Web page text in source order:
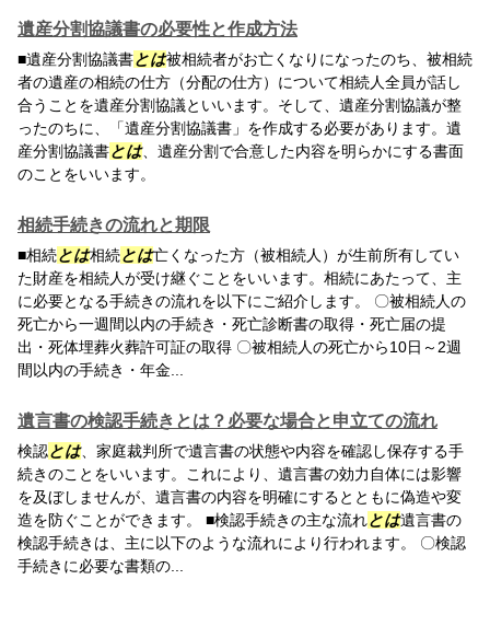
遺産分割協議書の必要性と作成方法
■遺産分割協議書とは被相続者がお亡くなりになったのち、被相続
者の遺産の相続の仕方（分配の仕方）について相続人全員が話し
合うことを遺産分割協議といいます。そして、遺産分割協議が整
ったのちに、「遺産分割協議書」を作成する必要があります。遺
産分割協議書とは、遺産分割で合意した内容を明らかにする書面
のことをいいます。
相続手続きの流れと期限
■相続とは相続とは亡くなった方（被相続人）が生前所有してい
た財産を相続人が受け継ぐことをいいます。相続にあたって、主
に必要となる手続きの流れを以下にご紹介します。 〇被相続人の
死亡から一週間以内の手続き・死亡診断書の取得・死亡届の提
出・死体埋葬火葬許可証の取得 〇被相続人の死亡から10日～2週
間以内の手続き・年金...
遺言書の検認手続きとは？必要な場合と申立ての流れ
検認とは、家庭裁判所で遺言書の状態や内容を確認し保存する手
続きのことをいいます。これにより、遺言書の効力自体には影響
を及ぼしませんが、遺言書の内容を明確にするとともに偽造や変
造を防ぐことができます。 ■検認手続きの主な流れとは遺言書の
検認手続きは、主に以下のような流れにより行われます。 〇検認
手続きに必要な書類の...